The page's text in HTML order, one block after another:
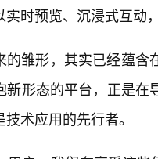
实时预览、沉浸式互动
的雏形，其实已经蕴
新形态的平台，正是
术应用的先行者。